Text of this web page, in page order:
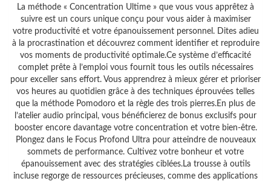
La méthode « Concentration Ultime » que vous vous apprêtez à
suivre est un cours unique conçu pour vous aider à maximiser
votre productivité et votre épanouissement personnel. Dites adieu
à la procrastination et découvrez comment identifier et reproduire
vos moments de productivité optimale.Ce système d’efficacité
complet prête à l’emploi vous fournit tous les outils nécessaires
pour exceller sans effort. Vous apprendrez à mieux gérer et prioriser
vos heures au quotidien grâce à des techniques éprouvées telles
que la méthode Pomodoro et la règle des trois pierres.En plus de
l’atelier audio principal, vous bénéficierez de bonus exclusifs pour
booster encore davantage votre concentration et votre bien-être.
Plongez dans le Focus Profond Ultra pour atteindre de nouveaux
sommets de performance. Cultivez votre bonheur et votre
épanouissement avec des stratégies ciblées.La trousse à outils
incluse regorge de ressources précieuses, comme des applications